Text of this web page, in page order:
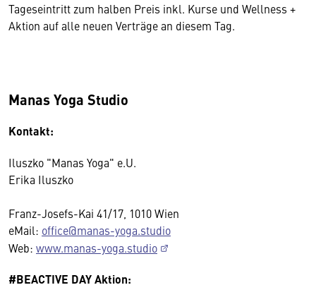
Tageseintritt zum halben Preis inkl. Kurse und Wellness +
Aktion auf alle neuen Verträge an diesem Tag.
Manas Yoga Studio
Kontakt:
Iluszko "Manas Yoga" e.U.
Erika Iluszko
Franz-Josefs-Kai 41/17, 1010 Wien
eMail: office@manas-yoga.studio
Web: www.manas-yoga.studio
#BEACTIVE DAY Aktion: